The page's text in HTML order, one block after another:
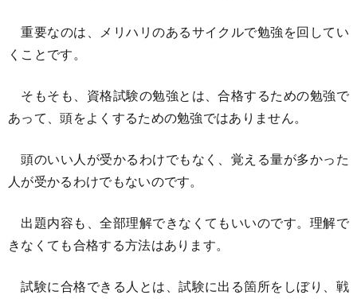
重要なのは、メリハリのあるサイクルで勉強を回してい
くことです。
そもそも、資格試験の勉強とは、合格するための勉強で
あって、頭をよくするための勉強ではありません。
頭のいい人が受かるわけでもなく、覚える量が多かった
人が受かるわけでもないのです。
出題内容も、全部理解できなくてもいいのです。理解で
きなくても合格する方法はあります。
試験に合格できる人とは、試験に出る箇所をしぼり、戦